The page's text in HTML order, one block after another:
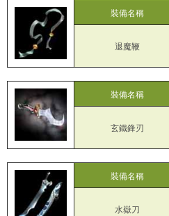
裝備名稱
退魔鞭
裝備名稱
玄鐵鋒刃
裝備名稱
水嶽刀